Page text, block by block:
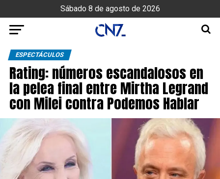
Sábado 8 de agosto de 2026
ESPECTÁCULOS
Rating: números escandalosos en
la pelea final entre Mirtha Legrand
con Milei contra Podemos Hablar